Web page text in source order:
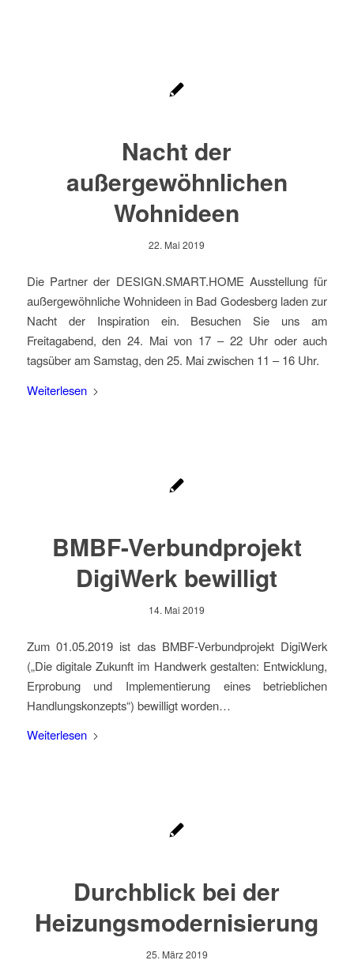
Nacht der
außergewöhnlichen
Wohnideen
22. Mai 2019
Die Partner der DESIGN.SMART.HOME Ausstellung für
außergewöhnliche Wohnideen in Bad Godesberg laden zur
Nacht der Inspiration ein. Besuchen Sie uns am
Freitagabend, den 24. Mai von 17 – 22 Uhr oder auch
tagsüber am Samstag, den 25. Mai zwischen 11 – 16 Uhr.
Weiterlesen
BMBF-Verbundprojekt
DigiWerk bewilligt
14. Mai 2019
Zum 01.05.2019 ist das BMBF-Verbundprojekt DigiWerk
(„Die digitale Zukunft im Handwerk gestalten: Entwicklung,
Erprobung und Implementierung eines betrieblichen
Handlungskonzepts“) bewilligt worden…
Weiterlesen
Durchblick bei der
Heizungsmodernisierung
25. März 2019